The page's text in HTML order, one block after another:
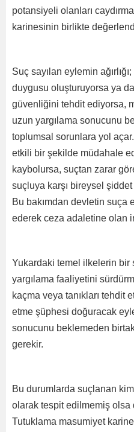
potansiyeli olanları
karinesinin birlikte
Suç sayılan eylemin
duygusu oluşturuyorsa ya
güvenliğini tehdit ediyorsa,
uzun yargılama sonucunu
toplumsal sorunlara yol
etkili bir şekilde müdahale
kaybolursa, suçtan zarar
suçluya karşı bireysel
Bu bakımdan devletin suça
ederek ceza adaletine olan
Yukardaki temel ilkelerin bir
yargılama faaliyetini
kaçma veya tanıkları tehdit
etme şüphesi doğuracak
sonucunu beklemeden
gerekir.
Bu durumlarda suçlanan
olarak tespit edilmemiş olsa
Tutuklama masumiyet